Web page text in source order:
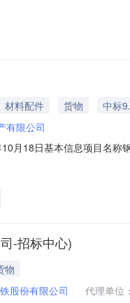
2025-07-20询价条款一、
材料配件 货物
中标
有限公司
月18日基本信息项目名
告在宣化钢铁阳光采购
-招标中心)
物
股份有限公司 代理单位：